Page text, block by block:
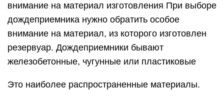
внимание на материал изготовления При выборе
дождеприемника нужно обратить особое
внимание на материал, из которого изготовлен
резервуар. Дождеприемники бывают
железобетонные, чугунные или пластиковые
Это наиболее распространенные материалы.